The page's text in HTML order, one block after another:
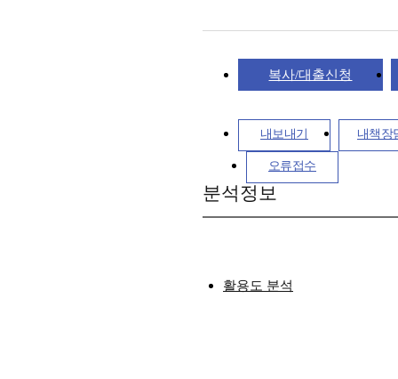
복사/대출신청
내보내기 내책장
오류접수
분석정보
활용도 분석